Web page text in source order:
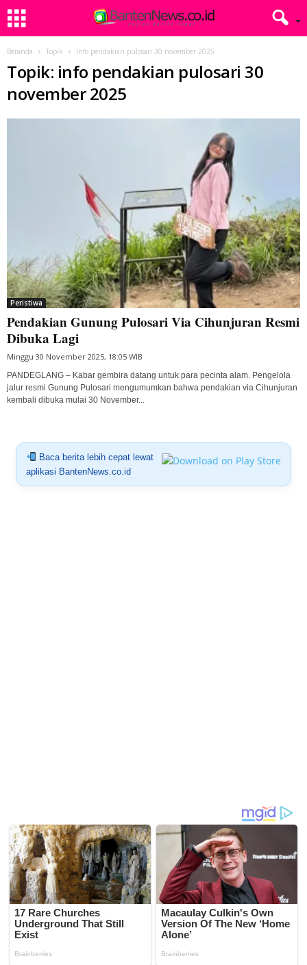
Beranda Topik Info pendakian pulosari 30 november 2025
Topik: info pendakian pulosari 30
november 2025
Peristiwa
Pendakian Gunung Pulosari Via Cihunjuran Resmi
Dibuka Lagi
Minggu 30 November 2025, 18:05 WIB
PANDEGLANG – Kabar gembira datang untuk para pecinta alam. Pengelola
jalur resmi Gunung Pulosari mengumumkan bahwa pendakian via Cihunjuran
kembali dibuka mulai 30 November...
Baca berita lebih cepat lewat
aplikasi BantenNews.co.id